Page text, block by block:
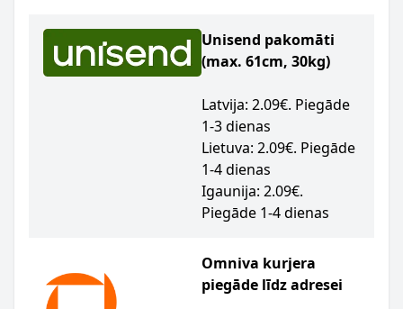
Unisend pakomāti
(max. 61cm, 30kg)
Latvija: 2.09€. Piegāde
1-3 dienas
Lietuva: 2.09€. Piegāde
1-4 dienas
Igaunija: 2.09€.
Piegāde 1-4 dienas
Omniva kurjera
piegāde līdz adresei